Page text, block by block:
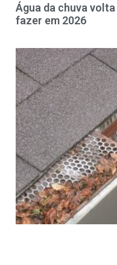
Água da chuva
fazer em 2026